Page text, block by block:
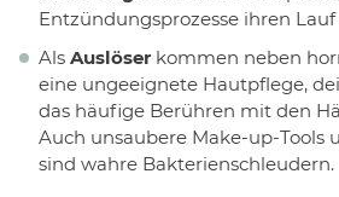
Entzündungsprozesse ihren
Als Auslöser kommen neben
eine ungeeignete Hautpflege,
das häufige Berühren mit den
Auch unsaubere Make-up-Tools
sind wahre Bakterienschleudern.